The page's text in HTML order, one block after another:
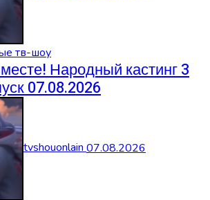
тв-шоу
Народный кастинг 3
07.08.2026
tvshouonlain07.08.2026